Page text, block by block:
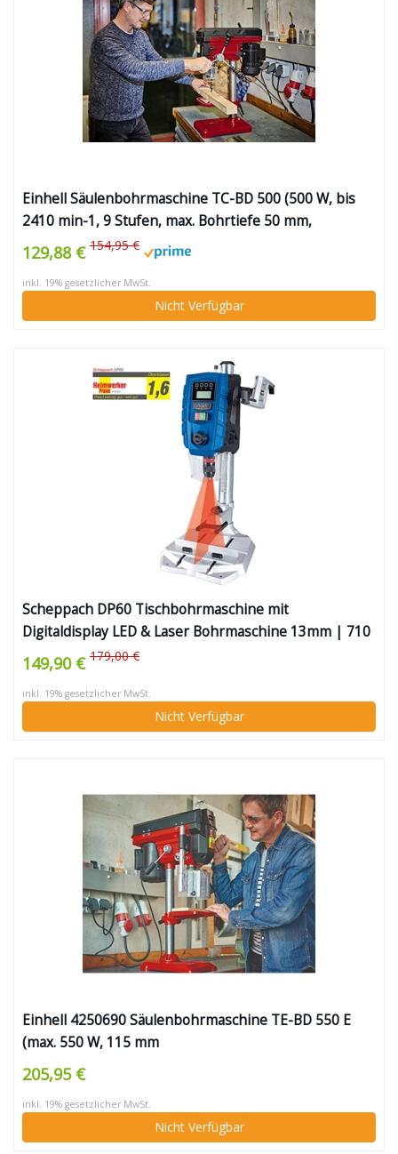
Einhell Säulenbohrmaschine TC-BD 500 (500 W, bis
2410 min-1, 9 Stufen, max. Bohrtiefe 50 mm,
einstellbarer Tiefenanschlag, neig-/drehbarer und
höhenverstellbarer Bohrtisch)
129,88 € 154,95 €
inkl. 19% gesetzlicher MwSt.
Nicht Verfügbar
Scheppach DP60 Tischbohrmaschine mit
Digitaldisplay LED & Laser Bohrmaschine 13mm | 710
W Drehzahl: 170–880 / 490–2600 min-1 | Bohrfutter
1,5–13mm
149,90 € 179,00 €
inkl. 19% gesetzlicher MwSt.
Nicht Verfügbar
Einhell 4250690 Säulenbohrmaschine TE-BD 550 E
(max. 550 W, 115 mm
Ausladung,,stufen-/werkzeuglose
Drehzahlregulierung, LCD LCD Anzeige, Qualitäts-
Schnellspannbohrfutter, einstellbarer
205,95 €
inkl. 19% gesetzlicher MwSt.
Nicht Verfügbar